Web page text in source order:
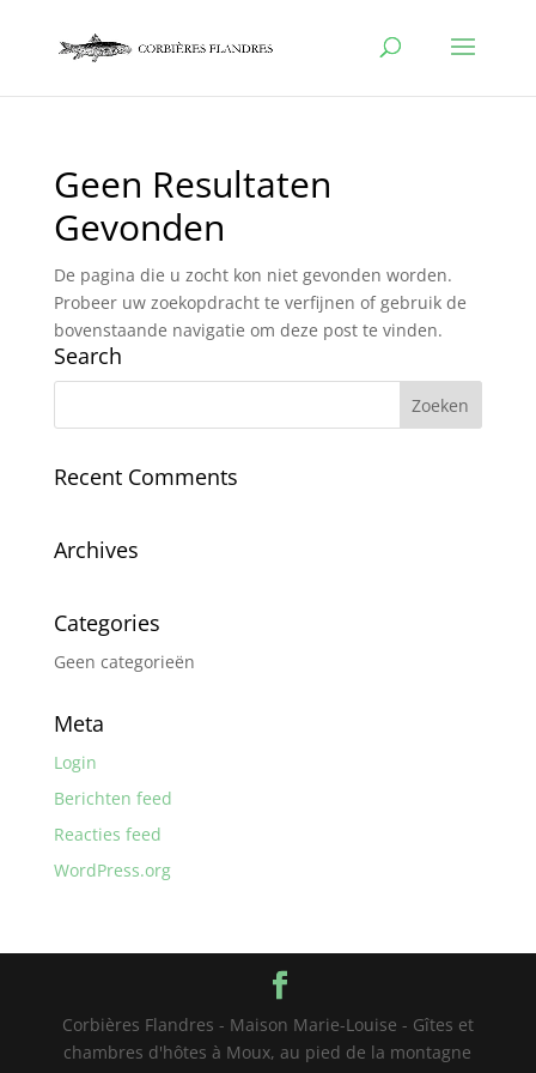
Geen Resultaten
Gevonden
De pagina die u zocht kon niet gevonden worden.
Probeer uw zoekopdracht te verfijnen of gebruik de
bovenstaande navigatie om deze post te vinden.
Search
Recent Comments
Archives
Categories
Geen categorieën
Meta
Login
Berichten feed
Reacties feed
WordPress.org
Corbières Flandres - Maison Marie-Louise - Gîtes et
chambres d'hôtes à Moux, au pied de la montagne